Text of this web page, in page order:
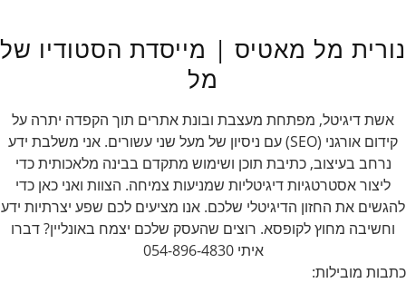
נורית מל מאטיס | מייסדת הסטודיו של
מל
אשת דיגיטל, מפתחת מעצבת ובונת אתרים תוך הקפדה יתרה על
קידום אורגני (SEO) עם ניסיון של מעל שני עשורים. אני משלבת ידע
נרחב בעיצוב, כתיבת תוכן ושימוש מתקדם בבינה מלאכותית כדי
ליצור אסטרטגיות דיגיטליות שמניעות צמיחה. הצוות ואני כאן כדי
להגשים את החזון הדיגיטלי שלכם. אנו מציעים לכם שפע יצרתיות ידע
וחשיבה מחוץ לקופסא. רוצים שהעסק שלכם יצמח באונליין? דברו
איתי 054-896-4830
כתבות מובילות: